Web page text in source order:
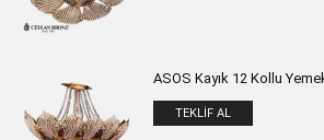
ASOS Kayık 12 Kollu
TEKLIF AL